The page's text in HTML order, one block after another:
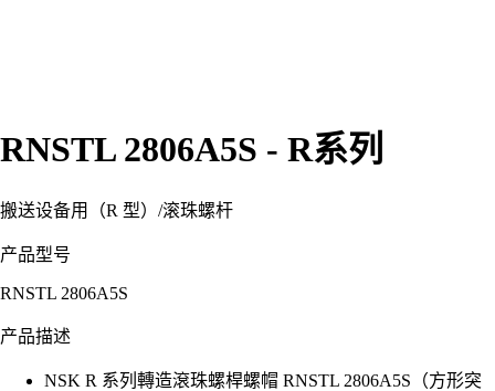
RNSTL 2806A5S - R系列
搬送设备用（R 型） /滚珠螺杆
产品型号
RNSTL 2806A5S
产品描述
NSK R 系列轉造滾珠螺桿螺帽 RNSTL 2806A5S（方形突